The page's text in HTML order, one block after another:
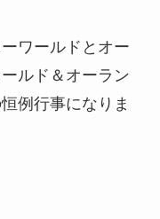
ワールドとオー
ルド＆オーラン
例行事になりま